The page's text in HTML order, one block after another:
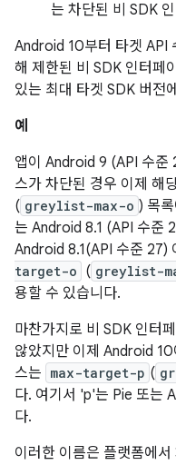
는 차단된 비 SDK
Android 10부터 타겟 API
해 제한된 비 SDK 인터페
있는 최대 타겟 SDK 버전
예
앱이 Android 9 (API 수준
스가 차단된 경우 이제 해
( greylist-max-o ) 목
는 Android 8.1 (API 수준
Android 8.1(API 수준 27)
target-o ( greylist-
용할 수 있습니다.
마찬가지로 비 SDK 인터
않았지만 이제 Android 10
스는 max-target-p (
다. 여기서 'p'는 Pie 또는
다.
이러한 이름은 플랫폼에